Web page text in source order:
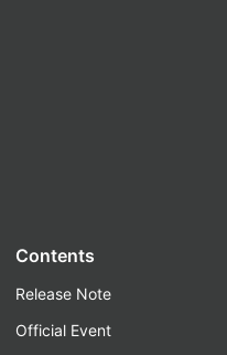
Contents
Release Note
Official Event